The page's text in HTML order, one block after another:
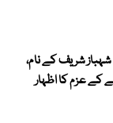
شریف کے نام،
کے عزم کا اظہار